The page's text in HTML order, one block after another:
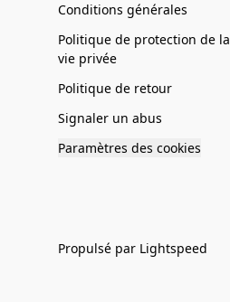
Conditions générales
Politique de protection de la
vie privée
Politique de retour
Signaler un abus
Paramètres des cookies
Propulsé par Lightspeed